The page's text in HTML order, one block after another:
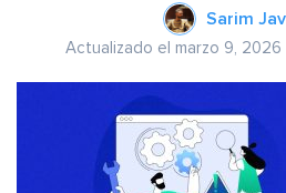
Sarim
Actualizado el marzo 9, 2026